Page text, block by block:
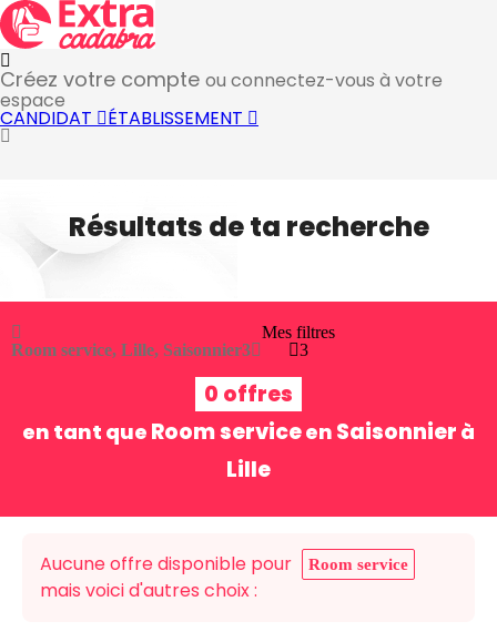
Créez votre compte ou connectez-vous à votre
espace
CANDIDAT ÉTABLISSEMENT
Résultats de ta recherche
Room service, Lille, Saisonnier3
Mes filtres
3
0 offres
en tant que Room serviceen Saisonnier à
Lille
Aucune offre disponible pour Room service
mais voici d'autres choix :